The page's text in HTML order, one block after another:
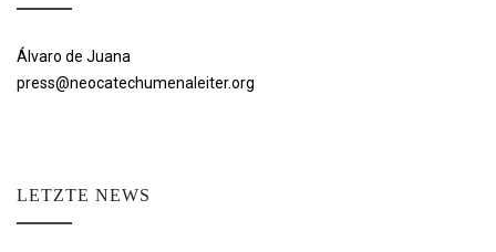
Álvaro de Juana
press@neocatechumenaleiter.org
LETZTE NEWS